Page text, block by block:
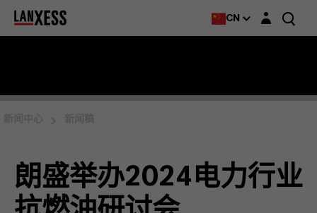
CN Login layer
朗盛举办2024电力行业